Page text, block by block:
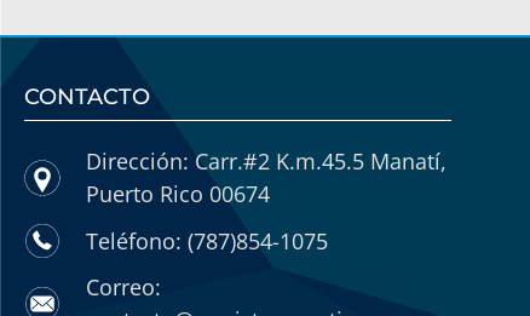
CONTACTO
Dirección: Carr.#2 K.m.45.5 Manatí,
Puerto Rico 00674
Teléfono: (787)854-1075
Correo: